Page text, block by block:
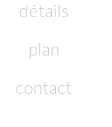
détails
plan
contact